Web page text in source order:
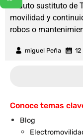
miguel Peña
El auto sustituto
movilidad y
robos o
Conoce temas
Blog